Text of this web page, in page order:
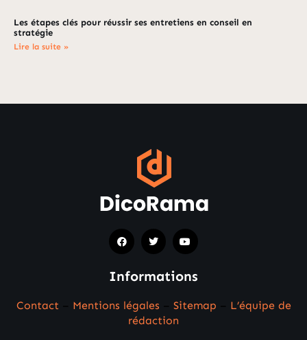
Les étapes clés pour réussir ses entretiens en conseil en
stratégie
Lire la suite »
Informations
Contact Mentions légales Sitemap
L’équipe de
rédaction